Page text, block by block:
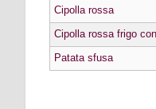
Cipolla rossa
Cipolla rossa frigo
Patata sfusa